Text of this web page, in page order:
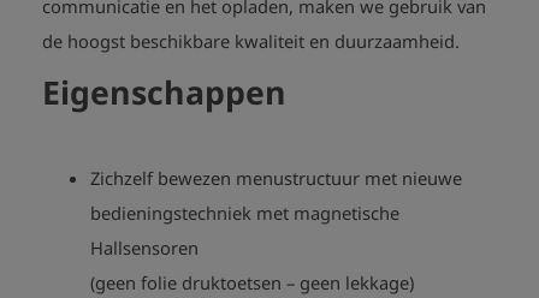
communicatie en het opladen, maken we gebruik van
de hoogst beschikbare kwaliteit en duurzaamheid.
Eigenschappen
Zichzelf bewezen menustructuur met nieuwe
bedieningstechniek met magnetische
Hallsensoren
(geen folie druktoetsen – geen lekkage)